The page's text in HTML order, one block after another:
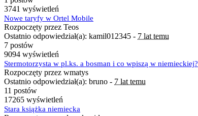
3741 wyświetleń
Nowe taryfy w Ortel Mobile
Rozpoczęty przez Teos
Ostatnio odpowiedział(a): kamil012345 - 7 lat temu
7 postów
9094 wyświetleń
Stermotorzysta w pl.ks. a bosman i co wpiszą w niemieckiej?
Rozpoczęty przez wmatys
Ostatnio odpowiedział(a): bruno - 7 lat temu
11 postów
17265 wyświetleń
Stara książka niemiecka